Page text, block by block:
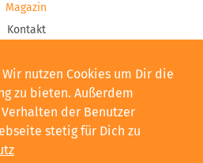
Magazin
Kontakt
TIC
Impressum
Einstellungen
Wir nutzen Cookies um Dir die
zu bieten. Außerdem
der Benutzer
stetig für Dich zu